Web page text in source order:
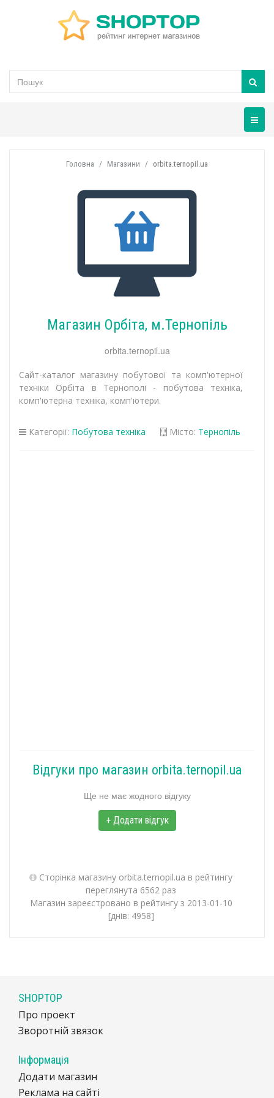
Головна Магазини orbita.ternopil.ua
Магазин Орбіта, м.Тернопіль
orbita.ternopil.ua
Сайт-каталог магазину побутової та комп'ютерної
техніки Орбіта в Тернополі - побутова техніка,
комп'ютерна техніка, комп'ютери.
Категорії: Побутова техніка Місто: Тернопіль
Відгуки про магазин orbita.ternopil.ua
Ще не має жодного відгуку
+ Додати відгук
Сторінка магазину orbita.ternopil.ua в рейтингу
переглянута 6562 раз
Магазин зареєстровано в рейтингу з 2013-01-10
[днів: 4958]
SHOPTOP
Про проект
Зворотній звязок
Інформація
Додати магазин
Реклама на сайті